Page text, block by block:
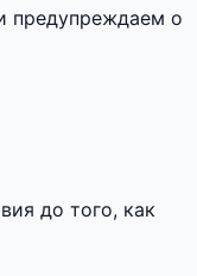
предупреждаем о
до того, как